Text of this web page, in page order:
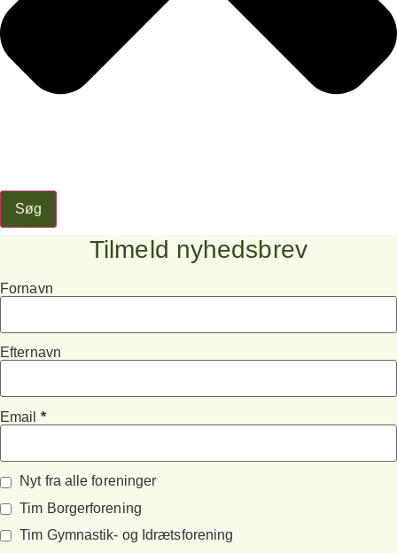
Søg
Tilmeld nyhedsbrev
Fornavn
Efternavn
Email *
Nyt fra alle foreninger
Tim Borgerforening
Tim Gymnastik- og Idrætsforening